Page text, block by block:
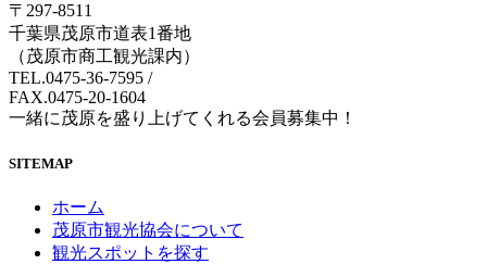
〒297-8511
千葉県茂原市道表1番地
（茂原市商工観光課内）
TEL.0475-36-7595 /
FAX.0475-20-1604
一緒に茂原を盛り上げてくれる会員募集中！
SITEMAP
ホーム
茂原市観光協会について
観光スポットを探す